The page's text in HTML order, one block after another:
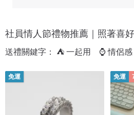
社員情人節禮物推薦｜照著喜
送禮關鍵字： ⛺ 一起用　⌚ 情侶
免運 免運